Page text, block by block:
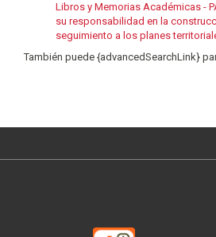
Libros y Memorias Académicas -
su responsabilidad en la
seguimiento a los planes
También puede {advancedSearchLink}